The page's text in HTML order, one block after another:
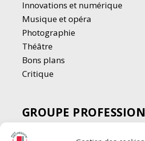
Innovations et numérique
Musique et opéra
Photographie
Théâtre
Bons plans
Critique
GROUPE PROFESSION
SPECTACLE